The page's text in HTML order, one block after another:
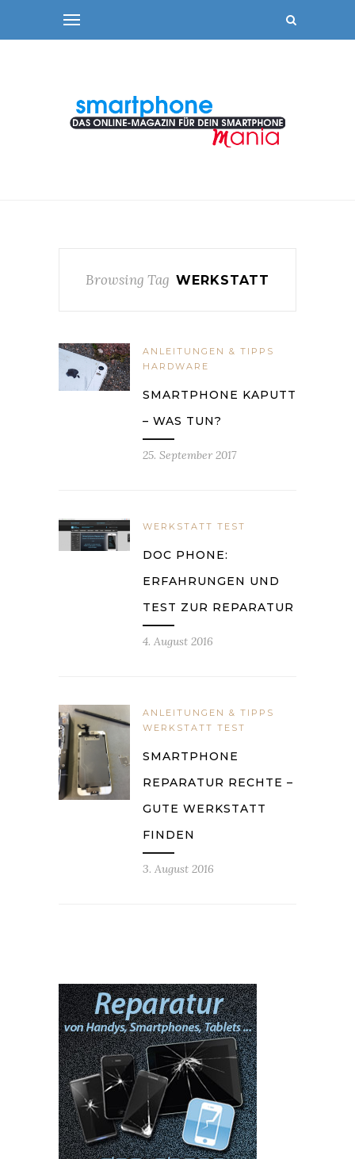
Browsing Tag WERKSTATT
ANLEITUNGEN & TIPPS
HARDWARE
SMARTPHONE KAPUTT
– WAS TUN?
25. September 2017
WERKSTATT TEST
DOC PHONE:
ERFAHRUNGEN UND
TEST ZUR REPARATUR
4. August 2016
ANLEITUNGEN & TIPPS
WERKSTATT TEST
SMARTPHONE
REPARATUR RECHTE –
GUTE WERKSTATT
FINDEN
3. August 2016